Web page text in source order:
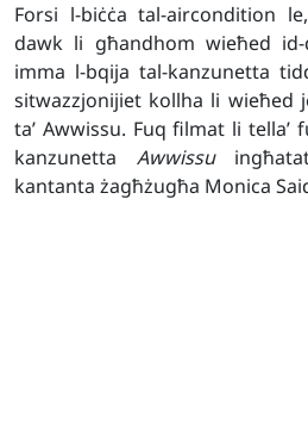
Forsi l-biċċa tal-aircondition
dawk li għandhom wieħed
imma l-bqija tal-kanzunetta
sitwazzjonijiet kollha li wieħed
ta’ Awwissu. Fuq filmat li tella’
kanzunetta Awwissu
kantanta żagħżugħa Monica